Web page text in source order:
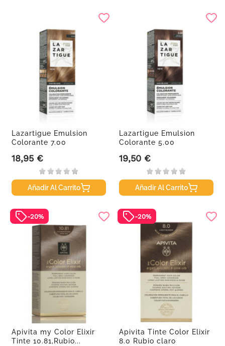
Lazartigue Emulsion
Colorante 7.00
Precio
18,95 €
Añadir Al Carrito
Lazartigue Emulsion
Colorante 5.00
Precio
19,50 €
Añadir Al Carrito
Apivita my Color Elixir
Tinte 10.81,Rubio...
-20%
Apivita Tinte Color Elixir
8.0 Rubio claro
-20%